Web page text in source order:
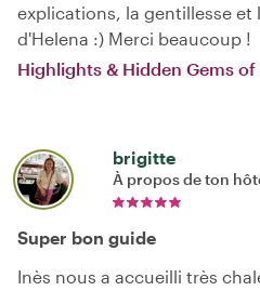
explications, la gentillesse et
d'Helena :) Merci beaucoup !
Highlights & Hidden Gems
brigitte
À propos de ton
Super bon guide
Inès nous a accueilli très